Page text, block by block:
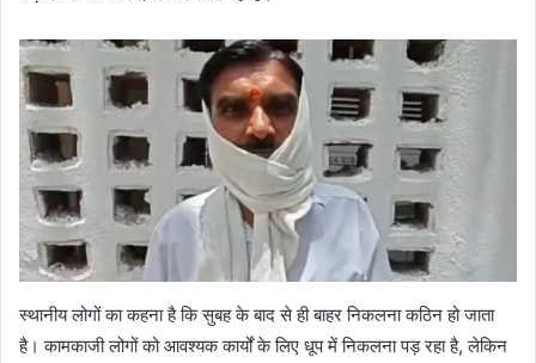
स्थानीय लोगों का कहना है कि सुबह के बाद से ही बाहर निकलना कठिन हो जाता
है। कामकाजी लोगों को आवश्यक कार्यों के लिए धूप में निकलना पड़ रहा है, लेकिन